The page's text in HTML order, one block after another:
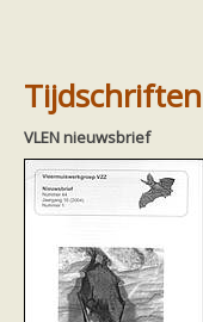
Tijdschriften
VLEN nieuwsbrief